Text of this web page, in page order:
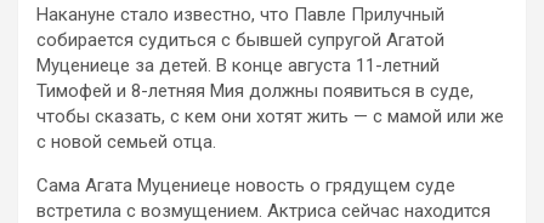
Накануне стало известно, что Павле Прилучный
собирается судиться с бывшей супругой Агатой
Муцениеце за детей. В конце августа 11-летний
Тимофей и 8-летняя Мия должны появиться в суде,
чтобы сказать, с кем они хотят жить — с мамой или же
с новой семьей отца.
Сама Агата Муцениеце новость о грядущем суде
встретила с возмущением. Актриса сейчас находится